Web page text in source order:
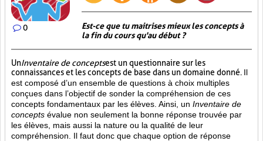
0
Est-ce que tu maitrises mieux les concepts à
la fin du cours qu'au début ?
UnInventaire de conceptsest un questionnaire sur les
connaissances et les concepts de base dans un domaine donné. Il
est composé d’un ensemble de questions à choix multiples
conçues dans l’objectif de sonder la compréhension de ces
concepts fondamentaux par les élèves. Ainsi, un Inventaire de
concepts évalue non seulement la bonne réponse trouvée par
les élèves, mais aussi la nature ou la qualité de leur
compréhension. Il faut donc que chaque option de réponse